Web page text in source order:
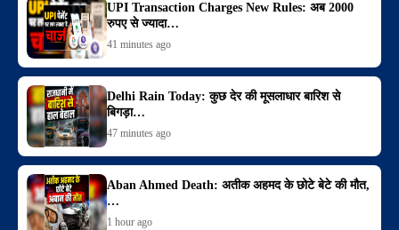
UPI Transaction Charges New Rules: अब 2000
रुपए से ज्यादा…
41 minutes ago
Delhi Rain Today: कुछ देर की मूसलाधार बारिश से
बिगड़ा…
47 minutes ago
Aban Ahmed Death: अतीक अहमद के छोटे बेटे की मौत,
…
1 hour ago